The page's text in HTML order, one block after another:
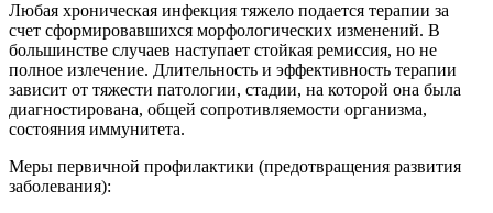
Любая хроническая инфекция тяжело подается терапии за
счет сформировавшихся морфологических изменений. В
большинстве случаев наступает стойкая ремиссия, но не
полное излечение. Длительность и эффективность терапии
зависит от тяжести патологии, стадии, на которой она была
диагностирована, общей сопротивляемости организма,
состояния иммунитета.
Меры первичной профилактики (предотвращения развития
заболевания):